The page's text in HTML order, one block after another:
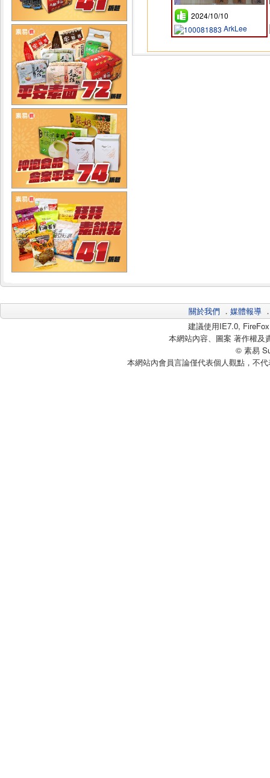
2024/10/10
ArkLee
關於我們 ． 媒體報導
建議使用IE7.0,
本網站內容、圖案 著作權及
© 素易
本網站內會員言論僅代表個人觀點，不